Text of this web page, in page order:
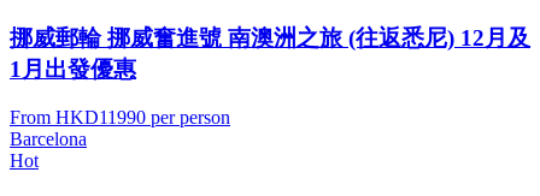
挪威郵輪 挪威奮進號 南澳洲之旅 (往返悉尼) 12月及
1月出發優惠
From HKD11990 per person
Barcelona
Hot